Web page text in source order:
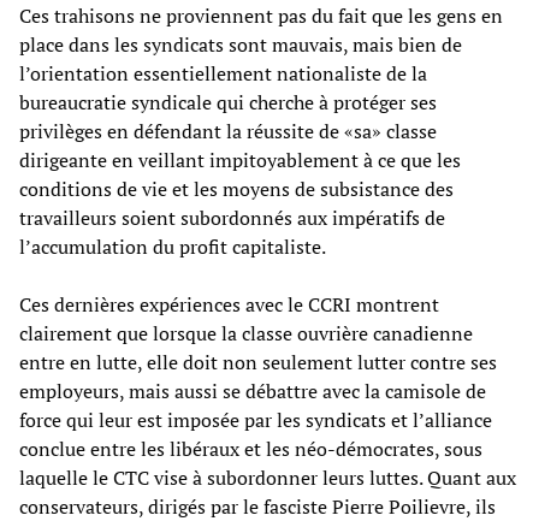
Ces trahisons ne proviennent pas du fait que les gens en
place dans les syndicats sont mauvais, mais bien de
l’orientation essentiellement nationaliste de la
bureaucratie syndicale qui cherche à protéger ses
privilèges en défendant la réussite de «sa» classe
dirigeante en veillant impitoyablement à ce que les
conditions de vie et les moyens de subsistance des
travailleurs soient subordonnés aux impératifs de
l’accumulation du profit capitaliste.
Ces dernières expériences avec le CCRI montrent
clairement que lorsque la classe ouvrière canadienne
entre en lutte, elle doit non seulement lutter contre ses
employeurs, mais aussi se débattre avec la camisole de
force qui leur est imposée par les syndicats et l’alliance
conclue entre les libéraux et les néo-démocrates, sous
laquelle le CTC vise à subordonner leurs luttes. Quant aux
conservateurs, dirigés par le fasciste Pierre Poilievre, ils